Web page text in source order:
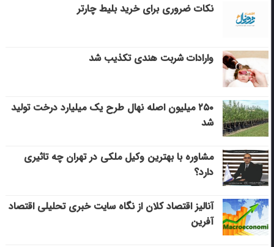
نکات ضروری برای خرید بلیط چارتر
وارادات شربت هندی تکذیب شد
۲۵۰ میلیون اصله نهال طرح یک میلیارد درخت تولید
شد
مشاوره با بهترین وکیل ملکی در تهران چه تاثیری
دارد؟
آنالیز اقتصاد کلان از نگاه سایت خبری تحلیلی اقتصاد
آفرین